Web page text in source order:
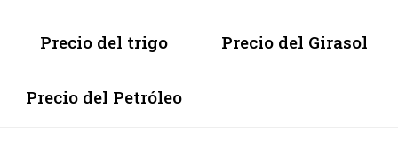
Precio del trigo Precio del Girasol
Precio del Petróleo